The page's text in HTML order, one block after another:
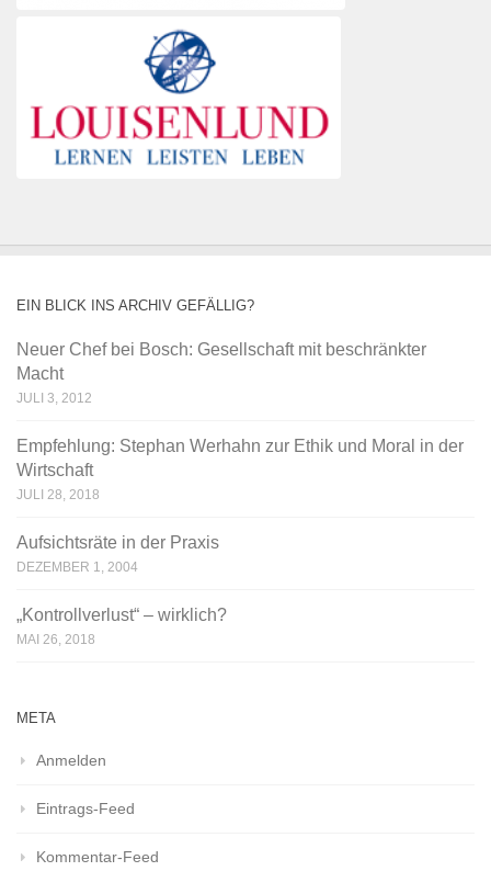
EIN BLICK INS ARCHIV GEFÄLLIG?
Neuer Chef bei Bosch: Gesellschaft mit beschränkter
Macht
JULI 3, 2012
Empfehlung: Stephan Werhahn zur Ethik und Moral in der
Wirtschaft
JULI 28, 2018
Aufsichtsräte in der Praxis
DEZEMBER 1, 2004
„Kontrollverlust“ – wirklich?
MAI 26, 2018
META
Anmelden
Eintrags-Feed
Kommentar-Feed